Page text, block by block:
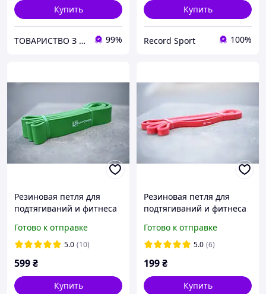
Купить
ТОВАРИСТВО З ОБМЕЖЕНОЮ ВІДПОВІДАЛЬНІСТЮ "АКОРД-УКРАЇНА" 99%
Купить
Record Sport 100%
Резиновая петля для
подтягиваний и фитнеса
Готово к отправке
5.0 (10)
599₴
Купить
Резиновая петля для
подтягиваний и фитнеса
Готово к отправке
5.0 (6)
199₴
Купить